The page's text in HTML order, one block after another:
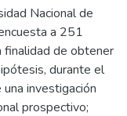
Nacional de
a 251
de obtener
durante el
investigación
prospectivo;